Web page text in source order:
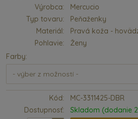
Výrobca:
Mercucio
Typ tovaru:
Peňaženky
Materiál:
Pravá koža -
Pohlavie:
Ženy
Farby:
Kód:
MC-3311425-DBR
Dostupnosť:
Skladom (dodanie